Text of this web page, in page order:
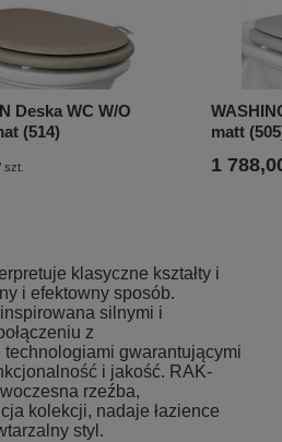
Deska WC W/O
(514)
szt.
matt
1
klasyczne kształty i
i efektowny sposób.
silnymi i
z
gwarantującymi
i jakość. RAK-
rzeźba,
kolekcji, nadaje łazience
styl.